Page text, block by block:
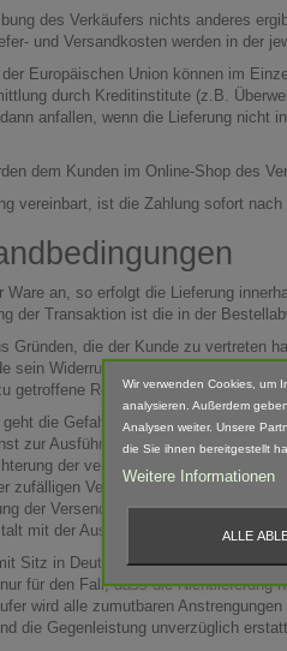
des Verkäufers nichts anderes
und Versandkosten werden in der
Europäischen Union können im
durch Kreditinstitute (z.B.
anfallen, wenn die Lieferung nicht
dem Kunden im Online-Shop des
vereinbart, ist die Zahlung sofort
Ware an, so erfolgt die Lieferung
der Transaktion ist die in der
Gründen, die der Kunde zu vertreten
sein Widerrufsrecht wirksam ausübt.
getroffene Regelung.
die Gefahr des zufälligen
zur Ausführung der Versendung
der verkauften Ware
zufälligen Verschlechterung der
der Versendung bestimmten
mit der Ausführung beauftragt und
Sitz in Deutschland oder als
für den Fall, dass die
wird alle zumutbaren
die Gegenleistung unverzüglich
Wir verwenden Cookies, um
analysieren. Außerdem
Analysen weiter. Unsere
die Sie ihnen bereitgestellt
Weitere Informationen
ALLE